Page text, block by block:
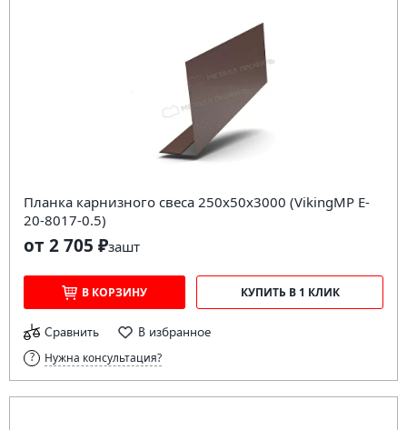
Планка карнизного свеса 250х50х3000 (VikingMP E-
20-8017-0.5)
от 2 705 ₽зашт
В КОРЗИНУ КУПИТЬ В 1 КЛИК
Сравнить В избранное
Нужна консультация?